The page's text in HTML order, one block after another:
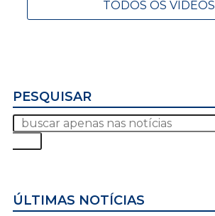
TODOS OS VÍDEOS
PESQUISAR
ÚLTIMAS NOTÍCIAS